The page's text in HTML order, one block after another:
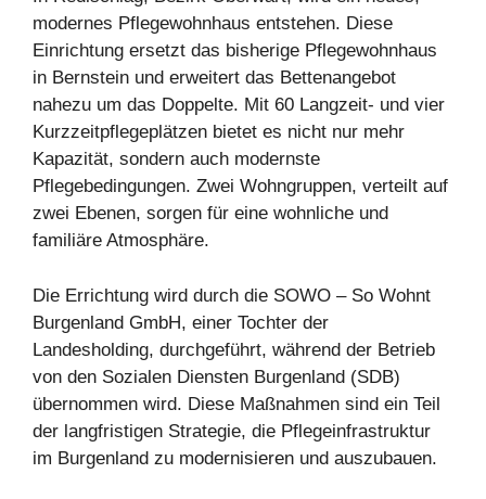
modernes Pflegewohnhaus entstehen. Diese
Einrichtung ersetzt das bisherige Pflegewohnhaus
in Bernstein und erweitert das Bettenangebot
nahezu um das Doppelte. Mit 60 Langzeit- und vier
Kurzzeitpflegeplätzen bietet es nicht nur mehr
Kapazität, sondern auch modernste
Pflegebedingungen. Zwei Wohngruppen, verteilt auf
zwei Ebenen, sorgen für eine wohnliche und
familiäre Atmosphäre.
Die Errichtung wird durch die SOWO – So Wohnt
Burgenland GmbH, einer Tochter der
Landesholding, durchgeführt, während der Betrieb
von den Sozialen Diensten Burgenland (SDB)
übernommen wird. Diese Maßnahmen sind ein Teil
der langfristigen Strategie, die Pflegeinfrastruktur
im Burgenland zu modernisieren und auszubauen.